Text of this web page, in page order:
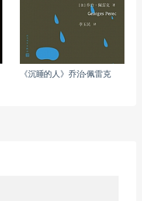
《沉睡的人》乔治·佩雷克